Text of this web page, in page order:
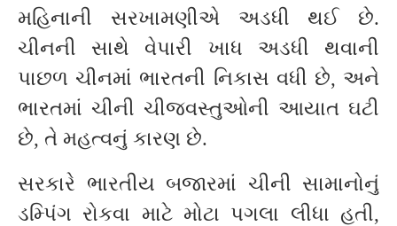
મહિનાની સરખામણીએ અડધી થઈ છે.
ચીનની સાથે વેપારી ખાધ અડધી થવાની
પાછળ ચીનમાં ભારતની નિકાસ વધી છે, અને
ભારતમાં ચીની ચીજવસ્તુઓની આયાત ઘટી
છે, તે મહત્વનું કારણ છે.
સરકારે ભારતીય બજારમાં ચીની સામાનોનું
ડમ્પિંગ રોકવા માટે મોટા પગલા લીધા હતી,